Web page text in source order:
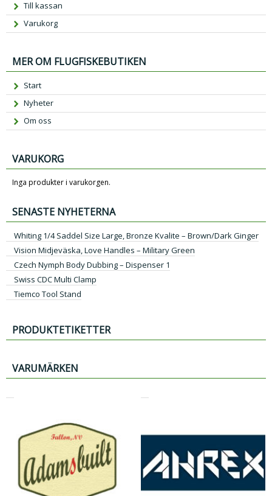
Till kassan
Varukorg
MER OM FLUGFISKEBUTIKEN
Start
Nyheter
Om oss
VARUKORG
Inga produkter i varukorgen.
SENASTE NYHETERNA
Whiting 1/4 Saddel Size Large, Bronze Kvalite – Brown/Dark Ginger
Vision Midjeväska, Love Handles – Military Green
Czech Nymph Body Dubbing – Dispenser 1
Swiss CDC Multi Clamp
Tiemco Tool Stand
PRODUKTETIKETTER
VARUMÄRKEN